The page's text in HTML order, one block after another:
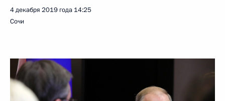
4 декабря 2019 года 14:25
Сочи